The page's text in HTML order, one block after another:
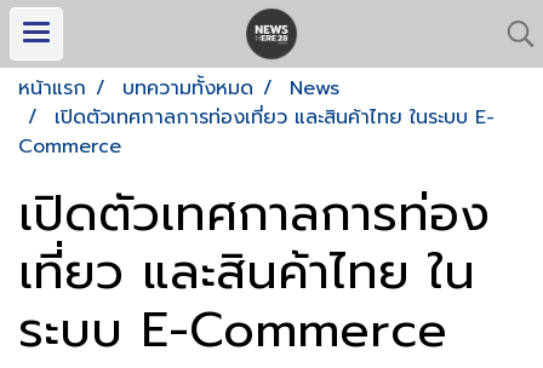
หน้าแรก บทความทั้งหมด
News
เปิดตัวเทศกาลการท่องเที่ยว และสินค้าไทย ในระบบ E-
Commerce
เปิดตัวเทศกาลการท่อง
เที่ยว และสินค้าไทย ใน
ระบบ E-Commerce